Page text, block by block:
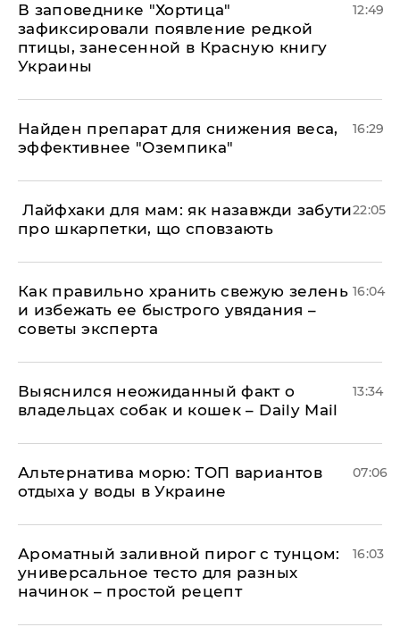
В заповеднике "Хортица"
зафиксировали появление редкой
птицы, занесенной в Красную книгу
Украины
12:49
Найден препарат для снижения веса,
эффективнее "Оземпика"
16:29
​ Лайфхаки для мам: як назавжди забути
про шкарпетки, що сповзають
22:05
Как правильно хранить свежую зелень
и избежать ее быстрого увядания –
советы эксперта
16:04
Выяснился неожиданный факт о
владельцах собак и кошек – Daily Mail
13:34
Альтернатива морю: ТОП вариантов
отдыха у воды в Украине
07:06
Ароматный заливной пирог с тунцом:
универсальное тесто для разных
начинок – простой рецепт
16:03